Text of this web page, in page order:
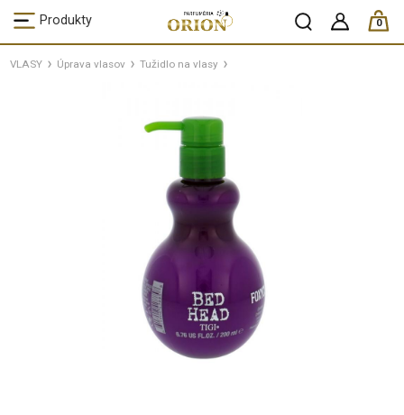
Produkty 0
ks /
VLASY Úprava vlasov Tužidlo na vlasy